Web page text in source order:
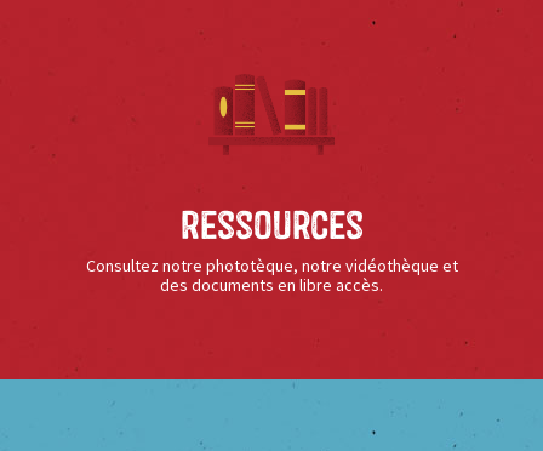
Ressources
Consultez notre phototèque, notre vidéothèque et
des documents en libre accès.